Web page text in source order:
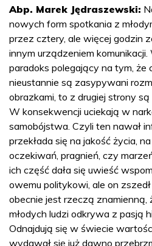
Abp. Marek Jędraszewski:
nowych form spotkania z
przez cztery, ale więcej godzin
innym urządzeniem
paradoks polegający na tym, że
nieustannie są zasypywani
obrazkami, to z drugiej strony
W konsekwencji uciekają w
samobójstwa. Czyli ten nawał
przekłada się na jakość życia,
oczekiwań, pragnień, czy
ich część dała się uwieść
owemu politykowi, ale on
obecnie jest rzeczą znamienną,
młodych ludzi odkrywa z pasją
Odnajdują się w świecie
wydawał się już dawno